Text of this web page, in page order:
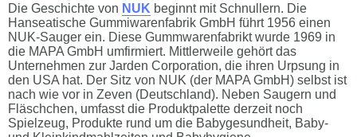
Die Geschichte von NUK beginnt mit Schnullern. Die
Hanseatische Gummiwarenfabrik GmbH führt 1956 einen
NUK-Sauger ein. Diese Gummwarenfabrikt wurde 1969 in
die MAPA GmbH umfirmiert. Mittlerweile gehört das
Unternehmen zur Jarden Corporation, die ihren Urpsung in
den USA hat. Der Sitz von NUK (der MAPA GmbH) selbst ist
nach wie vor in Zeven (Deutschland). Neben Saugern und
Fläschchen, umfasst die Produktpalette derzeit noch
Spielzeug, Produkte rund um die Babygesundheit, Baby-